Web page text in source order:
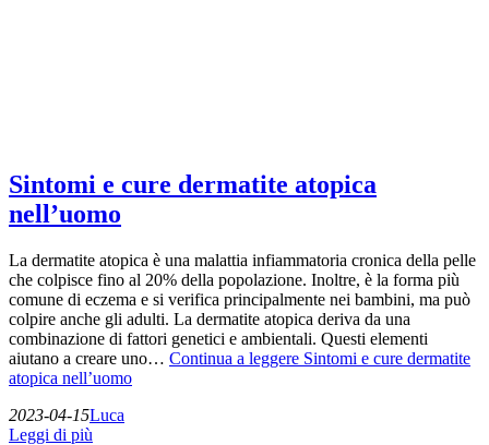
Sintomi e cure dermatite atopica
nell’uomo
La dermatite atopica è una malattia infiammatoria cronica della pelle
che colpisce fino al 20% della popolazione. Inoltre, è la forma più
comune di eczema e si verifica principalmente nei bambini, ma può
colpire anche gli adulti. La dermatite atopica deriva da una
combinazione di fattori genetici e ambientali. Questi elementi
aiutano a creare uno… Continua a leggere Sintomi e cure dermatite
atopica nell’uomo
2023-04-15Luca
Leggi di più